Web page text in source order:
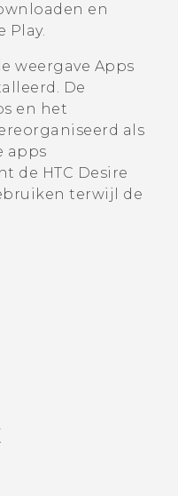
en
Play.
weergave Apps
De
en het
als
apps
de HTC Desire
terwijl de